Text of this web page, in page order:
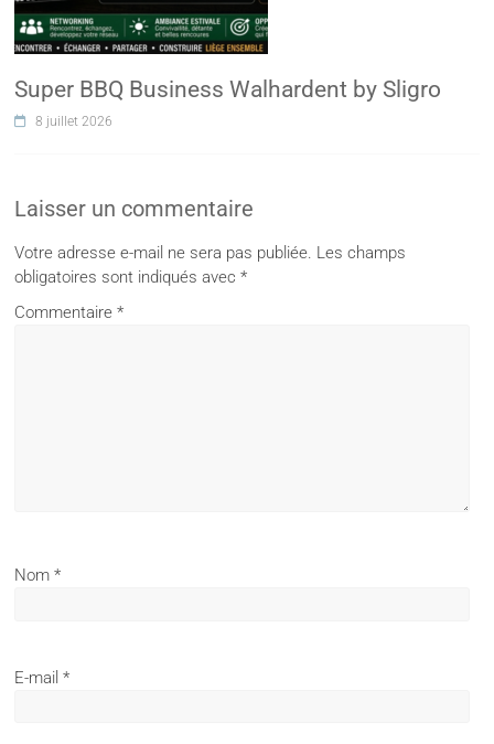
Super BBQ Business Walhardent by Sligro
8 juillet 2026
Laisser un commentaire
Votre adresse e-mail ne sera pas publiée. Les champs
obligatoires sont indiqués avec*
Commentaire*
Nom*
E-mail*